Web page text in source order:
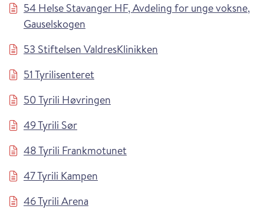
54 Helse Stavanger HF, Avdeling for unge voksne,
Gauselskogen
53 Stiftelsen ValdresKlinikken
51 Tyrilisenteret
50 Tyrili Høvringen
49 Tyrili Sør
48 Tyrili Frankmotunet
47 Tyrili Kampen
46 Tyrili Arena